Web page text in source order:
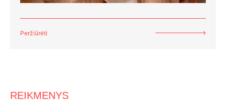
Peržiūrėti
REIKMENYS